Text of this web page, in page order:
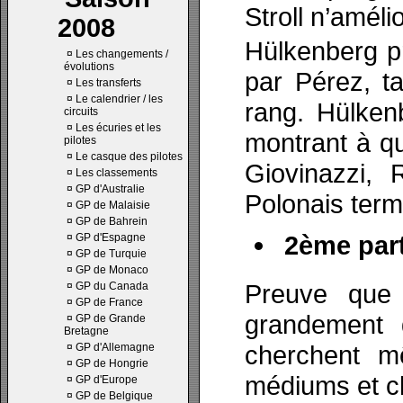
2008
¤ Les changements /
évolutions
¤ Les transferts
¤ Le calendrier / les
circuits
¤ Les écuries et les
pilotes
¤ Le casque des pilotes
¤ Les classements
¤ GP d'Australie
¤ GP de Malaisie
¤ GP de Bahrein
¤ GP d'Espagne
¤ GP de Turquie
¤ GP de Monaco
¤ GP du Canada
¤ GP de France
¤ GP de Grande
Bretagne
¤ GP d'Allemagne
¤ GP de Hongrie
¤ GP d'Europe
¤ GP de Belgique
Stroll
Hülkenberg
par Pérez,
rang.
montrant à
Giovinazzi,
Polonais
2ème
Preuve
cherchent
médiums et